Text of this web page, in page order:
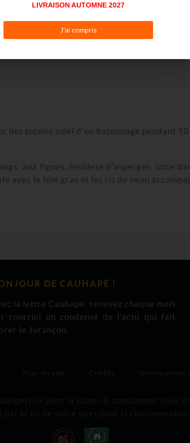
l’époque des grands moelleux.
lies totales suivi d'un batonnage pendant 10
aux figues, feuilleté d'asperges, lotte
avec le foie gras et les ris de veau
DE CAUHAPÉ !
la lettre Cauhapé, recevez chaque mois
courriel un condensé de l’actu qui fait
le Jurançon.
LIVRAISON AUTOMNE 2027
J'ai compris